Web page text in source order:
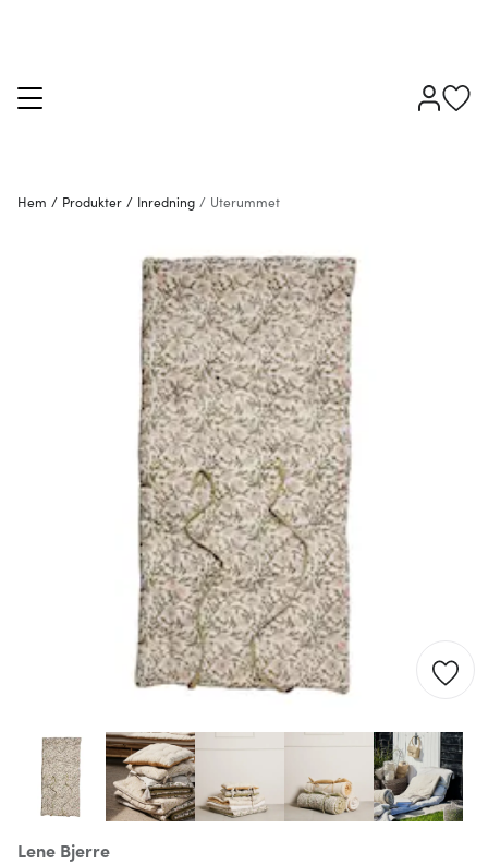
Hem / Produkter / Inredning / Uterummet
Lene Bjerre